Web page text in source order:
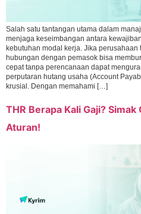
Salah satu tantangan utama dalam
menjaga keseimbangan antara
kebutuhan modal kerja. Jika
hubungan dengan pemasok bisa
cepat tanpa perencanaan dapat
perputaran hutang usaha (Account
krusial. Dengan memahami […]
THR Berapa Kali Gaji?
Aturan!